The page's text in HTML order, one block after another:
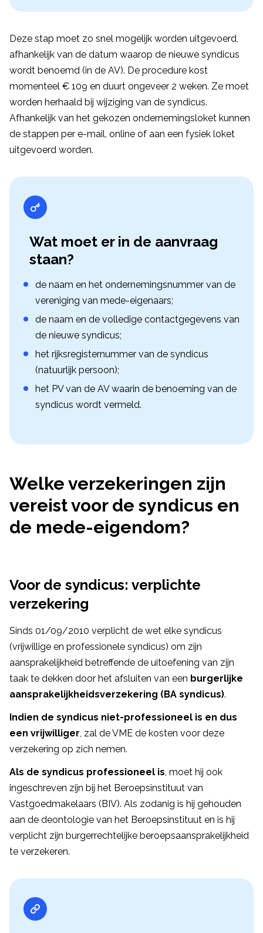
Deze stap moet zo snel mogelijk worden uitgevoerd,
afhankelijk van de datum waarop de nieuwe syndicus
wordt benoemd (in de AV). De procedure kost
momenteel € 109 en duurt ongeveer 2 weken. Ze moet
worden herhaald bij wijziging van de syndicus.
Afhankelijk van het gekozen ondernemingsloket kunnen
de stappen per e-mail, online of aan een fysiek loket
uitgevoerd worden.
Wat moet er in de aanvraag
staan?
de naam en het ondernemingsnummer van de
vereniging van mede-eigenaars;
de naam en de volledige contactgegevens van
de nieuwe syndicus;
het rijksregisternummer van de syndicus
(natuurlijk persoon);
het PV van de AV waarin de benoeming van de
syndicus wordt vermeld.
Welke verzekeringen zijn
vereist voor de syndicus en
de mede-eigendom?
Voor de syndicus: verplichte
verzekering
Sinds 01/09/2010 verplicht de wet elke syndicus
(vrijwillige en professionele syndicus) om zijn
aansprakelijkheid betreffende de uitoefening van zijn
taak te dekken door het afsluiten van een burgerlijke
aansprakelijkheidsverzekering (BA syndicus).
Indien de syndicus niet-professioneel is en dus
een vrijwilliger, zal de VME de kosten voor deze
verzekering op zich nemen.
Als de syndicus professioneel is, moet hij ook
ingeschreven zijn bij het Beroepsinstituut van
Vastgoedmakelaars (BIV). Als zodanig is hij gehouden
aan de deontologie van het Beroepsinstituut en is hij
verplicht zijn burgerrechtelijke beroepsaansprakelijkheid
te verzekeren.